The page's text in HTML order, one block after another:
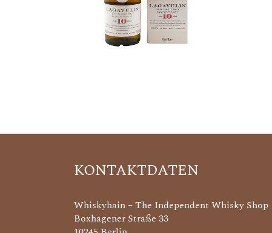
KONTAKTDATEN
Whiskyhain – The Independent Whisky Shop
Boxhagener Straße 33